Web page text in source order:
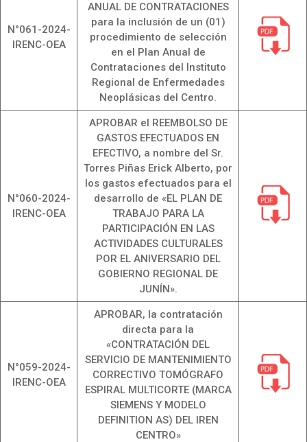
N°061-2024-
IRENC-OEA
ANUAL DE CONTRATACIONES
para la inclusión de un (01)
procedimiento de selección
en el Plan Anual de
Contrataciones del Instituto
Regional de Enfermedades
Neoplásicas del Centro.
N°060-2024-
IRENC-OEA
APROBAR el REEMBOLSO DE
GASTOS EFECTUADOS EN
EFECTIVO, a nombre del Sr.
Torres Piñas Erick Alberto, por
los gastos efectuados para el
desarrollo de «EL PLAN DE
TRABAJO PARA LA
PARTICIPACIÓN EN LAS
ACTIVIDADES CULTURALES
POR EL ANIVERSARIO DEL
GOBIERNO REGIONAL DE
JUNÍN».
N°059-2024-
IRENC-OEA
APROBAR, la contratación
directa para la
«CONTRATACIÓN DEL
SERVICIO DE MANTENIMIENTO
CORRECTIVO TOMÓGRAFO
ESPIRAL MULTICORTE (MARCA
SIEMENS Y MODELO
DEFINITION AS) DEL IREN
CENTRO»